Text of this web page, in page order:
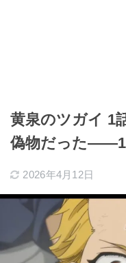
黄泉のツガイ 1
偽物だった
2026年4月12日